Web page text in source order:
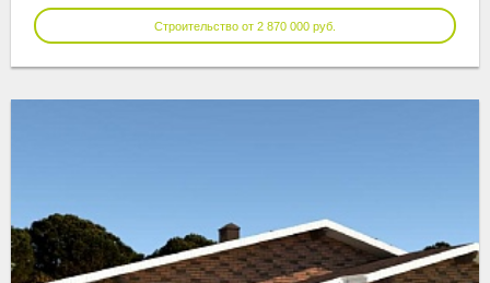
Строительство от 2 870 000 руб.